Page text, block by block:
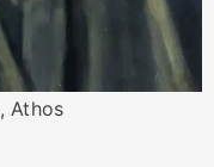
Athos